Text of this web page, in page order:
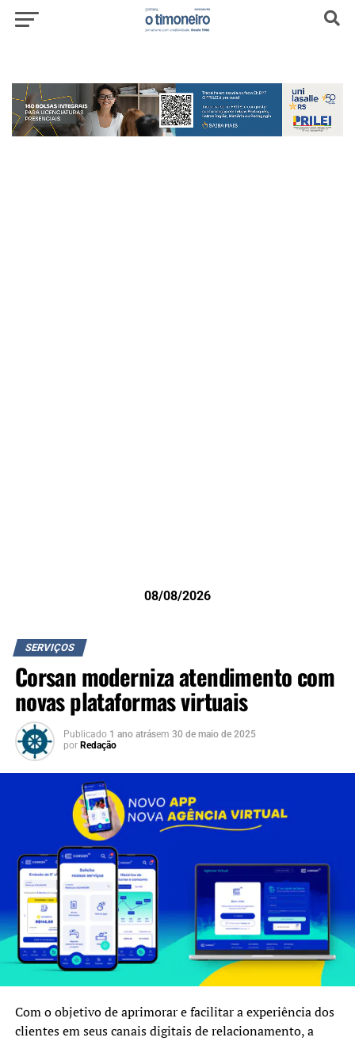
08/08/2026
SERVIÇOS
Corsan moderniza atendimento com
novas plataformas virtuais
Publicado 1 ano atrásem 30 de maio de 2025
por Redação
Com o objetivo de aprimorar e facilitar a experiência dos
clientes em seus canais digitais de relacionamento, a